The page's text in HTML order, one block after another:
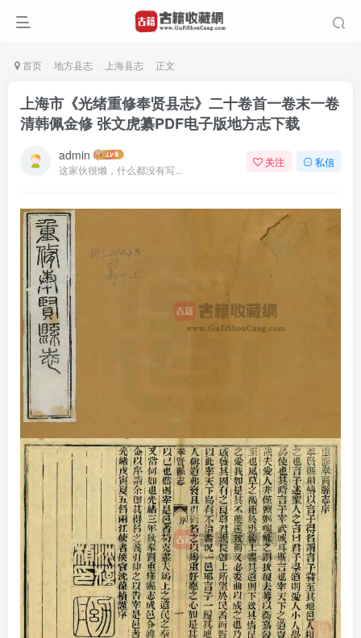
首页 地方县志 上海县志 正文
上海市《光绪重修奉贤县志》二十卷首一卷末一卷
清韩佩金修 张文虎纂PDF电子版地方志下载
admin
这家伙很懒，什么都没有写...
关注 私信